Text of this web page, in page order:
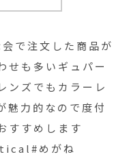
ル
で注文した商品が
せも多いギュパー
ンズでもカラーレ
魅力的なので度付
すすめします
めがね